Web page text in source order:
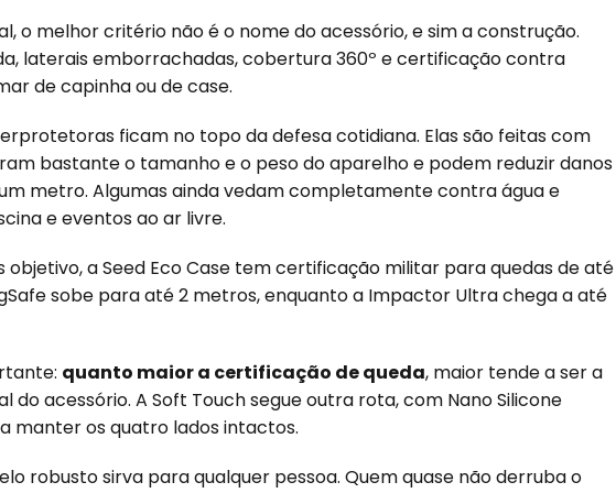
o melhor critério não é o nome do acessório, e sim a construção.
laterais emborrachadas, cobertura 360º e certificação contra
de capinha ou de case.
ficam no topo da defesa cotidiana. Elas são feitas com
bastante o tamanho e o peso do aparelho e podem reduzir danos
metro. Algumas ainda vedam completamente contra água e
e eventos ao ar livre.
a Seed Eco Case tem certificação militar para quedas de até
sobe para até 2 metros, enquanto a Impactor Ultra chega a até
quanto maior a certificação de queda, maior tende a ser a
acessório. A Soft Touch segue outra rota, com Nano Silicone
manter os quatro lados intactos.
robusto sirva para qualquer pessoa. Quem quase não derruba o